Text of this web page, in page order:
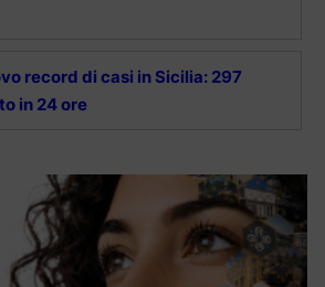
record di casi in Sicilia: 297
in 24 ore